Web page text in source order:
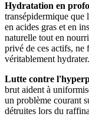
Hydratation en
transépidermique que
en acides gras et en
naturelle tout en
privé de ces actifs, ne
véritablement hydrater.
Lutte contre
brut aident à
un problème courant
détruites lors du